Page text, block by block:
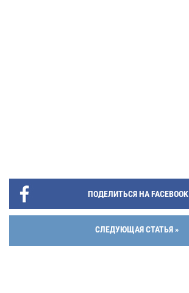
ПОДЕЛИТЬСЯ НА FACEBOOK
СЛЕДУЮЩАЯ СТАТЬЯ »